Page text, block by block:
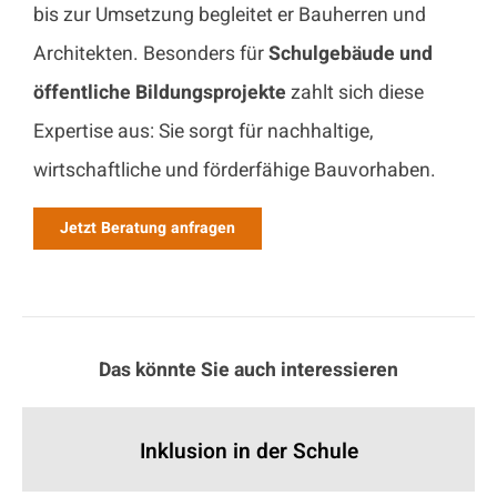
bis zur Umsetzung begleitet er Bauherren und
Architekten. Besonders fürSchulgebäude und
öffentliche Bildungsprojekte zahlt sich diese
Expertise aus: Sie sorgt für nachhaltige,
wirtschaftliche und förderfähige Bauvorhaben.
Jetzt Beratung anfragen
Das könnte Sie auch interessieren
Inklusion in der Schule